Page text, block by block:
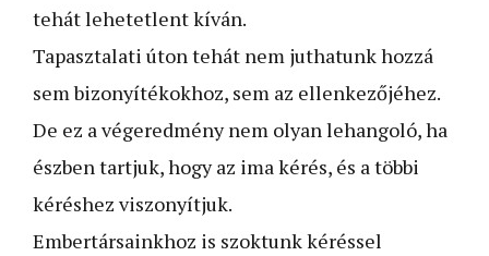
tehát lehetetlent kíván.
Tapasztalati úton tehát nem juthatunk hozzá
sem bizonyítékokhoz, sem az ellenkezőjéhez.
De ez a végeredmény nem olyan lehangoló, ha
észben tartjuk, hogy az ima kérés, és a többi
kéréshez viszonyítjuk.
Embertársainkhoz is szoktunk kéréssel